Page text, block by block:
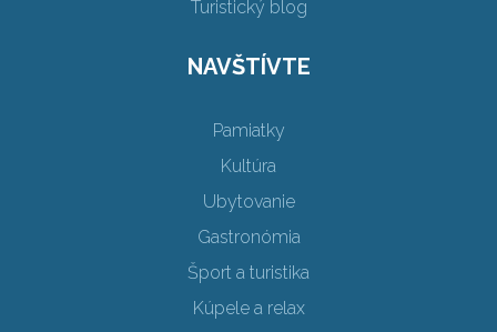
Turistický blog
NAVŠTÍVTE
Pamiatky
Kultúra
Ubytovanie
Gastronómia
Šport a turistika
Kúpele a relax